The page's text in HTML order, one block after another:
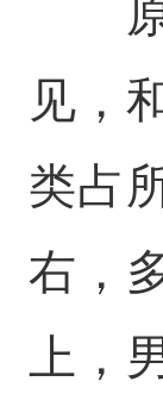
原
见，
类占
右，
上，